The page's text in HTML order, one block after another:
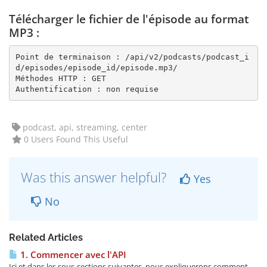
Télécharger le fichier de l'épisode au format
MP3 :
Point de terminaison : /api/v2/podcasts/podcast_i
d/episodes/episode_id/episode.mp3/
Méthodes HTTP : GET
Authentification : non requise
podcast, api, streaming, center
0 Users Found This Useful
Was this answer helpful?
Yes
No
Related Articles
1. Commencer avec l'API